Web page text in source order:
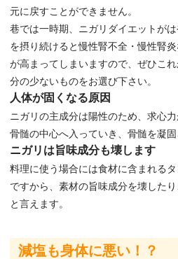
元に戻すことができません。
巷では一時期、ニガリダイエットが
を摂り続けると慢性腎不全・慢性腎
が高まってしまいますので、ぜひこ
分の少ないものをお選び下さい。
人体が固くなる原因
ニガリの主成分は陽性のため、求心
骨髄の中心へ入っていき、骨髄を凝固
ニガリは旨味成分も壊します
料理に使う場合には食材に含まれる
ですから、素材の旨味成分を壊した
と言えます。
減塩も身体に悪い！？